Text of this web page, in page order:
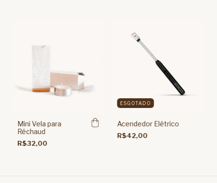
Mini Vela para
Réchaud
R$32,00
ESGOTADO
Acendedor Elétrico
R$42,00